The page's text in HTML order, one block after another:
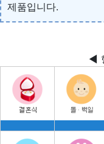
제품입니다.
◀